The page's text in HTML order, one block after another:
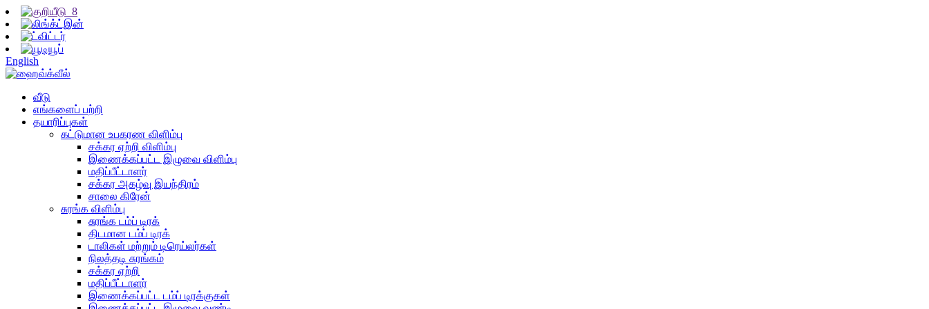
English
வீடு
எங்களைப் பற்றி
தயாரிப்புகள்
கட்டுமான உபகரண விளிம்பு
சக்கர ஏற்றி விளிம்பு
இணைக்கப்பட்ட இழுவை விளிம்பு
மதிப்பீட்டாளர்
சக்கர அகழ்வு இயந்திரம்
சாலை கிரேன்
சுரங்க விளிம்பு
சுரங்க டம்ப் டிரக்
திடமான டம்ப் டிரக்
டாலிகள் மற்றும் டிரெய்லர்கள்
நிலத்தடி சுரங்கம்
சக்கர ஏற்றி
மதிப்பீட்டாளர்
இணைக்கப்பட்ட டம்ப் டிரக்குகள்